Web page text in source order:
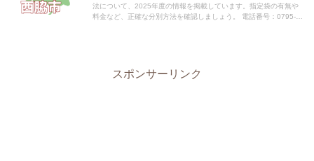
法について、2025年度の情報を掲載しています。指定袋の有無や
料金など、正確な分別方法を確認しましょう。 電話番号：0795-
スポンサーリンク